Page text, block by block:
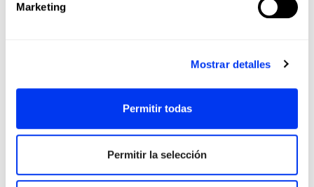
Marketing
Mostrar detalles
Permitir todas
Permitir la selección